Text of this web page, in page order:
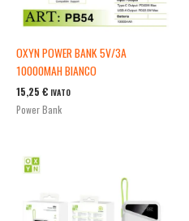
OXYN POWER BANK 5V/3A
10000MAH BIANCO
15,25 € IVATO
Power Bank